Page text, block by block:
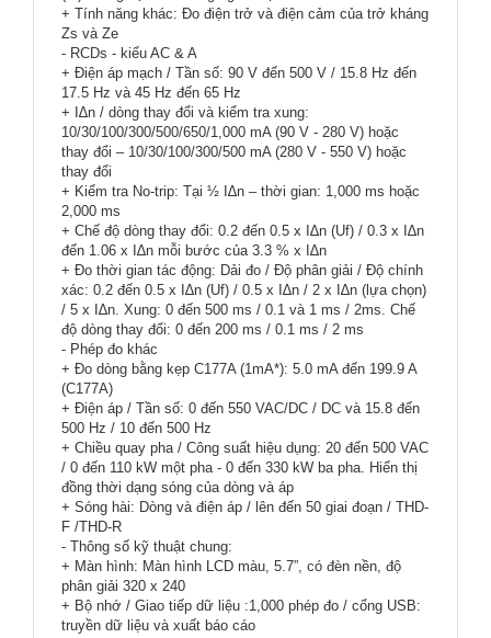
+ Tính năng khác: Đo điện trở và điện cảm của trở kháng
Zs và Ze
- RCDs - kiểu AC & A
+ Điện áp mạch / Tần số: 90 V đến 500 V / 15.8 Hz đến
17.5 Hz và 45 Hz đến 65 Hz
+ I∆n / dòng thay đổi và kiểm tra xung:
10/30/100/300/500/650/1,000 mA (90 V - 280 V) hoặc
thay đổi – 10/30/100/300/500 mA (280 V - 550 V) hoặc
thay đổi
+ Kiểm tra No-trip: Tại ½ I∆n – thời gian: 1,000 ms hoặc
2,000 ms
+ Chế độ dòng thay đổi: 0.2 đến 0.5 x I∆n (Uf) / 0.3 x I∆n
đến 1.06 x I∆n mỗi bước của 3.3 % x I∆n
+ Đo thời gian tác động: Dải đo / Độ phân giải / Độ chính
xác: 0.2 đến 0.5 x I∆n (Uf) / 0.5 x I∆n / 2 x I∆n (lựa chọn)
/ 5 x I∆n. Xung: 0 đến 500 ms / 0.1 và 1 ms / 2ms. Chế
độ dòng thay đổi: 0 đến 200 ms / 0.1 ms / 2 ms
- Phép đo khác
+ Đo dòng bằng kẹp C177A (1mA*): 5.0 mA đến 199.9 A
(C177A)
+ Điện áp / Tần số: 0 đến 550 VAC/DC / DC và 15.8 đến
500 Hz / 10 đến 500 Hz
+ Chiều quay pha / Công suất hiệu dụng: 20 đến 500 VAC
/ 0 đến 110 kW một pha - 0 đến 330 kW ba pha. Hiển thị
đồng thời dạng sóng của dòng và áp
+ Sóng hài: Dòng và điện áp / lên đến 50 giai đoạn / THD-
F /THD-R
- Thông số kỹ thuật chung:
+ Màn hình: Màn hình LCD màu, 5.7”, có đèn nền, độ
phân giải 320 x 240
+ Bộ nhớ / Giao tiếp dữ liệu :1,000 phép đo / cổng USB:
truyền dữ liệu và xuất báo cáo